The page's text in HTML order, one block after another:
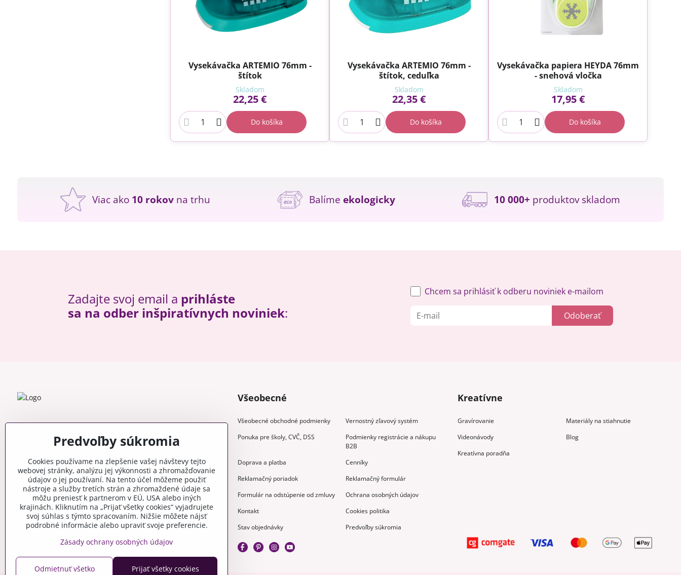
Vysekávačka ARTEMIO 76mm -
štítok
Skladom
22,25 €
Do košíka
Vysekávačka ARTEMIO 76mm -
štítok, ceduľka
Skladom
22,35 €
Do košíka
Vysekávačka papiera HEYDA 76mm
- snehová vločka
Skladom
17,95 €
Do košíka
Viac ako 10 rokov na trhu Balíme ekologicky 10 000+ produktov skladom
Zadajte svoj email a prihláste
sa na odber inšpiratívnych noviniek: Odoberať
Chcem sa prihlásiť k odberu noviniek e-mailom
Všeobecné
Všeobecné obchodné podmienky
Vernostný zľavový systém
Ponuka pre školy, CVČ, DSS
Podmienky registrácie a nákupu
B2B
Doprava a platba
Cenníky
Reklamačný poriadok
Reklamačný formulár
Formulár na odstúpenie od zmluvy
Ochrana osobných údajov
Kontakt
Cookies politika
Stav objednávky
Predvoľby súkromia
Kreatívne
Gravírovanie
Materiály na stiahnutie
Videonávody
Blog
Kreatívna poradňa
Predvoľby súkromia
Cookies používame na zlepšenie vašej návštevy tejto
webovej stránky, analýzu jej výkonnosti a zhromažďovanie
údajov o jej používaní. Na tento účel môžeme použiť
nástroje a služby tretích strán a zhromaždené údaje sa
môžu preniesť k partnerom v EÚ, USA alebo iných
krajinách. Kliknutím na „Prijať všetky cookies“ vyjadrujete
svoj súhlas s týmto spracovaním. Nižšie môžete nájsť
podrobné informácie alebo upraviť svoje preferencie.
Zásady ochrany osobných údajov
Prijať všetky cookies
Odmietnuť všetko